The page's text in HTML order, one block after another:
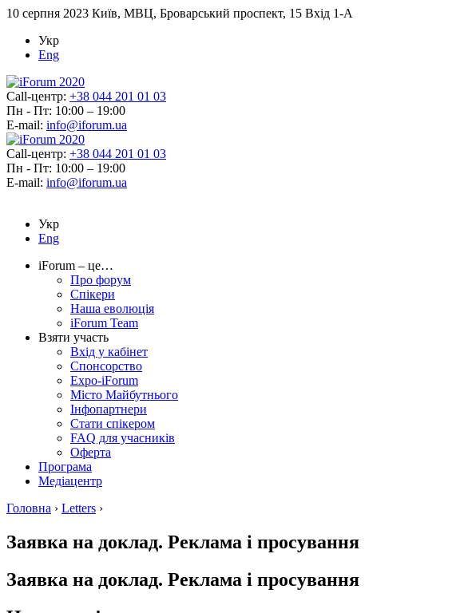
10 серпня 2023 Київ, МВЦ, Броварський проспект, 15 Вхід 1-А
Укр
Eng
Call-центр: +38 044 201 01 03
Пн - Пт: 10:00 – 19:00
E-mail: info@iforum.ua
Call-центр: +38 044 201 01 03
Пн - Пт: 10:00 – 19:00
E-mail: info@iforum.ua
Укр
Eng
iForum – це…
Про форум
Спікери
Наша еволюція
iForum Team
Взяти участь
Вхід у кабінет
Спонсорство
Expo-iForum
Місто Майбутнього
Інфопартнери
Стати спікером
FAQ для учасників
Оферта
Програма
Медіацентр
Головна › Letters ›
Заявка на доклад. Реклама і просування
Заявка на доклад. Реклама і просування